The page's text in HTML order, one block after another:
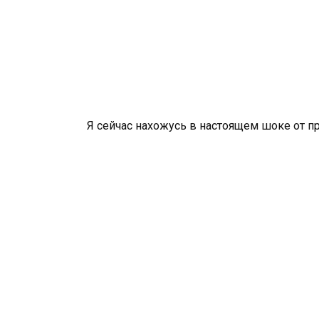
Я сейчас нахожусь в настоящем шоке от